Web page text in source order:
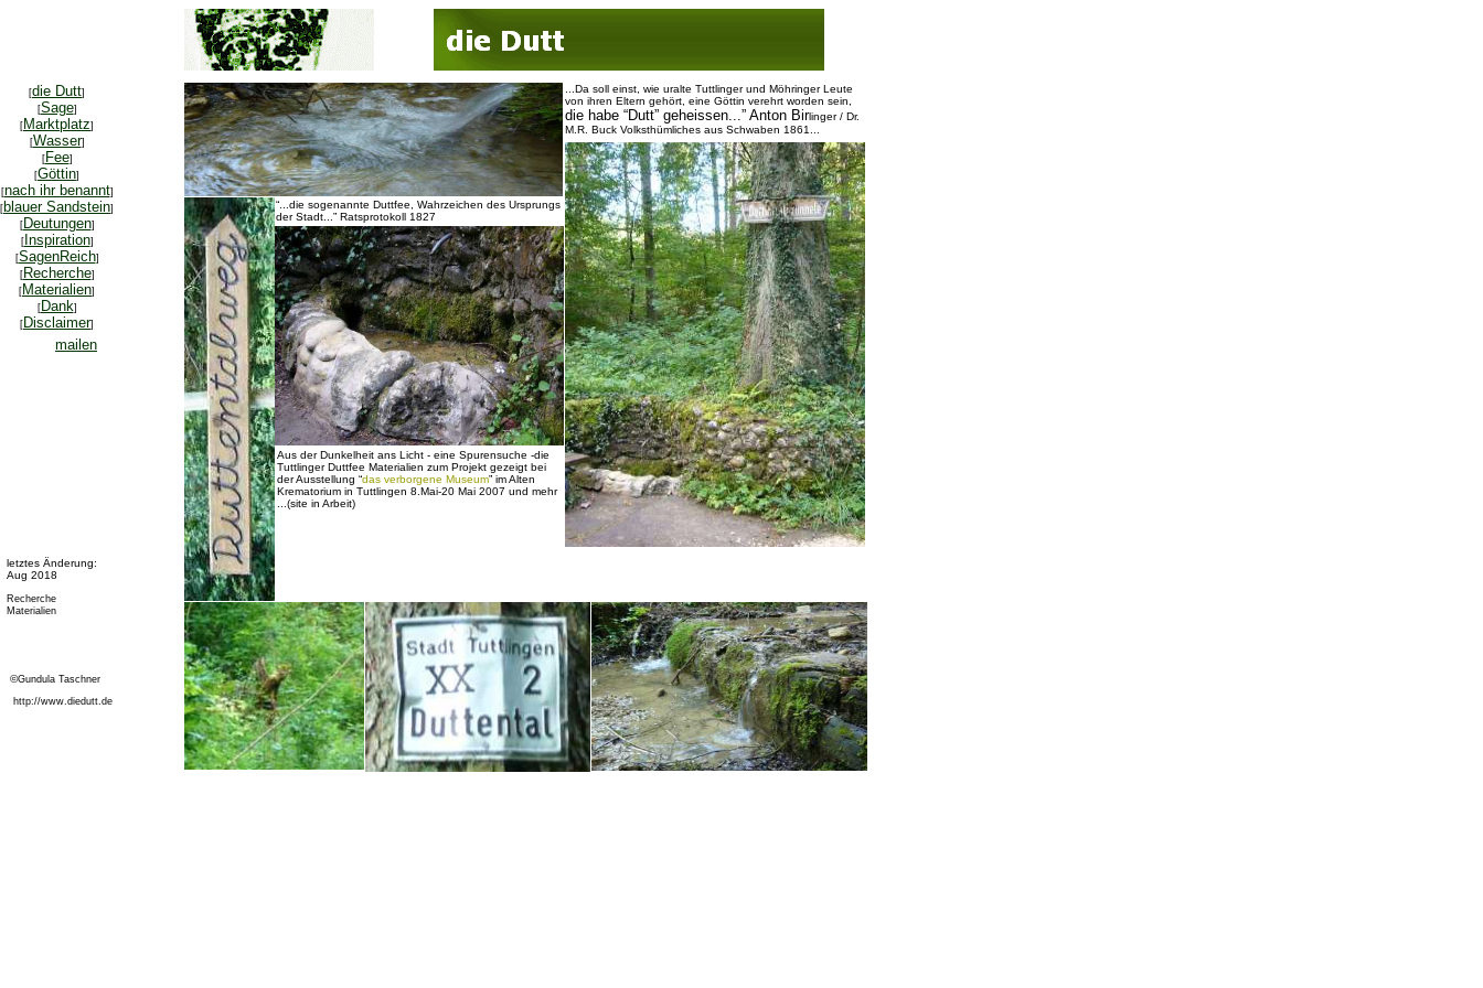
[die Dutt]
[Sage]
[ Marktplatz]
[Wasser]
[Fee]
[Göttin]
[nach ihr benannt]
[ blauer Sandstein]
[Deutungen]
[Inspiration]
[SagenReich]
[Recherche]
[ Materialien]
[Dank]
[ Disclaimer]
mailen
letztes Änderung:
Aug 2018
Recherche
Materialien
©Gundula Taschner
http://www.diedutt.de
“...die sogenannte Duttfee, Wahrzeichen des Ursprungs
der Stadt...” Ratsprotokoll 1827
Aus der Dunkelheit ans Licht - eine Spurensuche -die
Tuttlinger Duttfee Materialien zum Projekt gezeigt bei
der Ausstellung “das verborgene Museum” im Alten
Krematorium in Tuttlingen 8.Mai-20 Mai 2007 und mehr
...(site in Arbeit)
...Da soll einst, wie uralte Tuttlinger und Möhringer Leute
von ihren Eltern gehört, eine Göttin verehrt worden sein,
die habe “Dutt” geheissen...” Anton Birlinger / Dr.
M.R. Buck Volksthümliches aus Schwaben 1861...